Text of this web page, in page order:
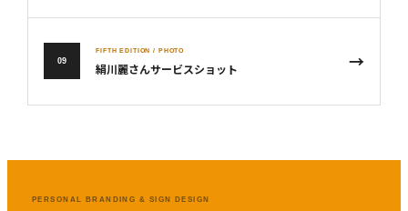
09
FIFTH EDITION / PHOTO
絹川麗さんサービスショット →
PERSONAL BRANDING & SIGN DESIGN